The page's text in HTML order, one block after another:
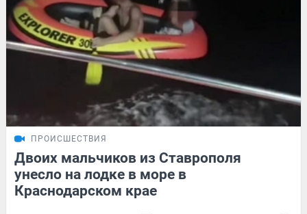
ПРОИСШЕСТВИЯ
Двоих мальчиков из Ставрополя
унесло на лодке в море в
Краснодарском крае